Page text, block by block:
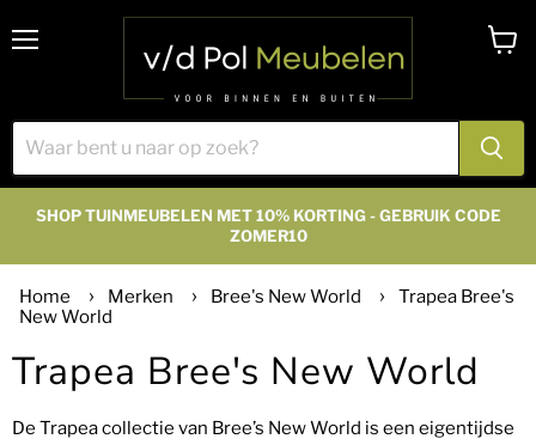
SHOP TUINMEUBELEN MET 10% KORTING - GEBRUIK CODE
ZOMER10
Home Merken Bree's New World
Trapea Bree's
New World
Trapea Bree's New World
De Trapea collectie van Bree’s New World is een eigentijdse